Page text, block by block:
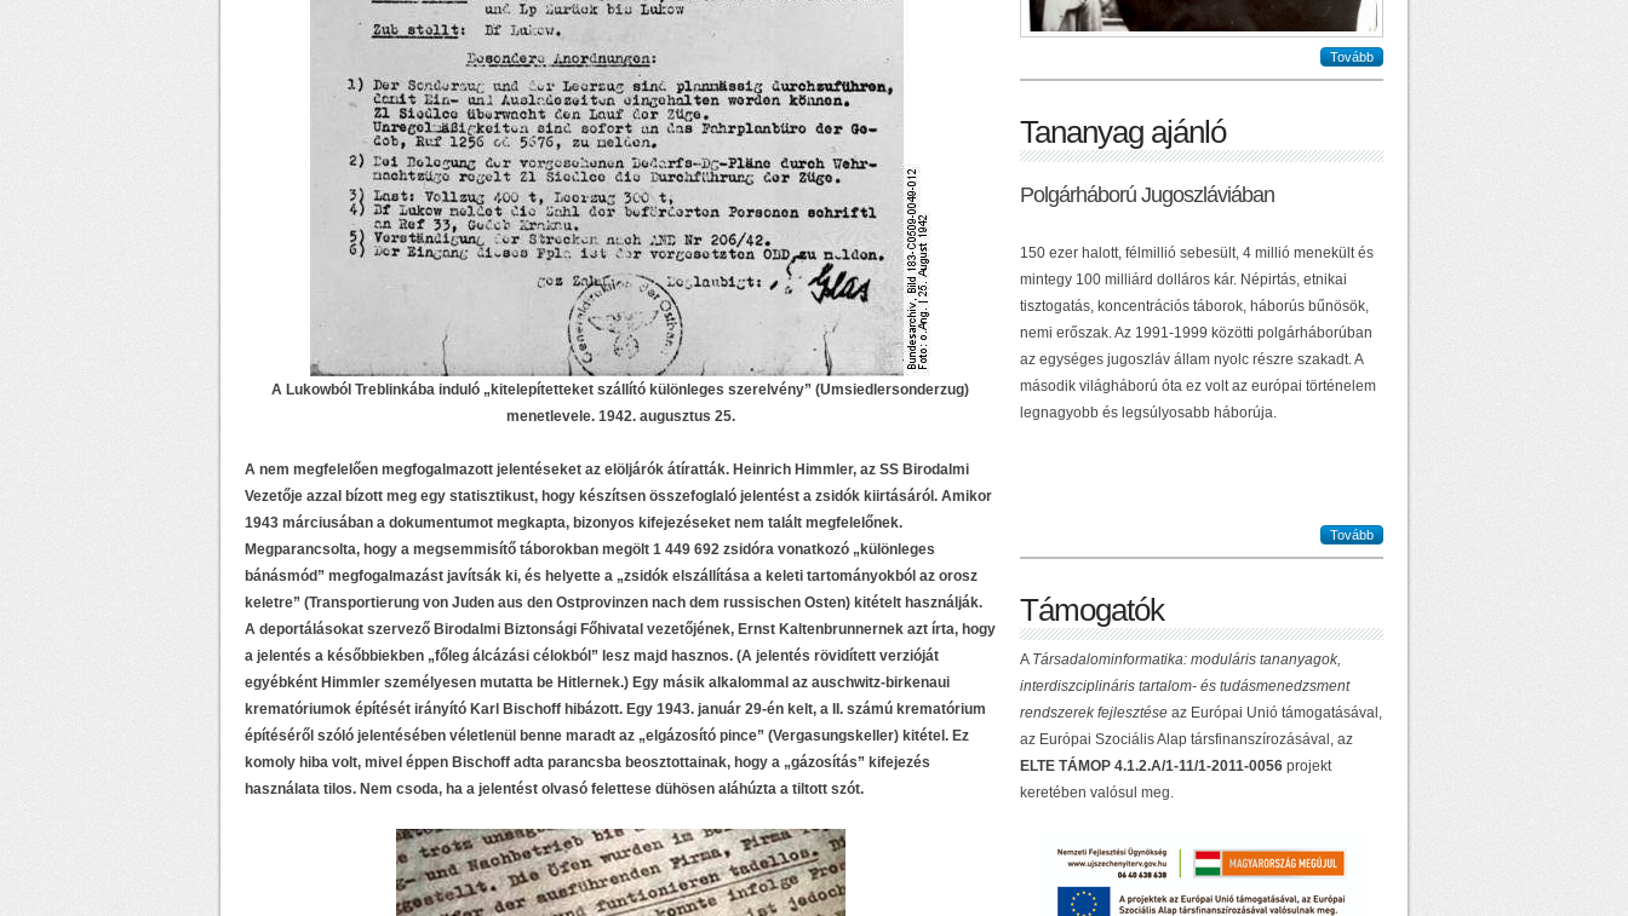
A Lukowból Treblinkába induló „kitelepítetteket szállító különleges szerelvény” (Umsiedlersonderzug)
menetlevele. 1942. augusztus 25.
A nem megfelelően megfogalmazott jelentéseket az elöljárók átíratták. Heinrich Himmler, az SS Birodalmi
Vezetője azzal bízott meg egy statisztikust, hogy készítsen összefoglaló jelentést a zsidók kiirtásáról. Amikor
1943 márciusában a dokumentumot megkapta, bizonyos kifejezéseket nem talált megfelelőnek.
Megparancsolta, hogy a megsemmisítő táborokban megölt 1 449 692 zsidóra vonatkozó „különleges
bánásmód” megfogalmazást javítsák ki, és helyette a „zsidók elszállítása a keleti tartományokból az orosz
keletre” (Transportierung von Juden aus den Ostprovinzen nach dem russischen Osten) kitételt használják.
A deportálásokat szervező Birodalmi Biztonsági Főhivatal vezetőjének, Ernst Kaltenbrunnernek azt írta, hogy
a jelentés a későbbiekben „főleg álcázási célokból” lesz majd hasznos. (A jelentés rövidített verzióját
egyébként Himmler személyesen mutatta be Hitlernek.) Egy másik alkalommal az auschwitz-birkenaui
krematóriumok építését irányító Karl Bischoff hibázott. Egy 1943. január 29-én kelt, a II. számú krematórium
építéséről szóló jelentésében véletlenül benne maradt az „elgázosító pince” (Vergasungskeller) kitétel. Ez
komoly hiba volt, mivel éppen Bischoff adta parancsba beosztottainak, hogy a „gázosítás” kifejezés
használata tilos. Nem csoda, ha a jelentést olvasó felettese dühösen aláhúzta a tiltott szót.
Tovább
Tananyag ajánló
Polgárháború Jugoszláviában
150 ezer halott, félmillió sebesült, 4 millió menekült és
mintegy 100 milliárd dolláros kár. Népirtás, etnikai
tisztogatás, koncentrációs táborok, háborús bűnösök,
nemi erőszak. Az 1991-1999 közötti polgárháborúban
az egységes jugoszláv állam nyolc részre szakadt. A
második világháború óta ez volt az európai történelem
legnagyobb és legsúlyosabb háborúja.
Tovább
Támogatók
A Társadalominformatika: moduláris tananyagok,
interdiszciplináris tartalom- és tudásmenedzsment
rendszerek fejlesztése az Európai Unió támogatásával,
az Európai Szociális Alap társfinanszírozásával, az
ELTE TÁMOP 4.1.2.A/1-11/1-2011-0056 projekt
keretében valósul meg.